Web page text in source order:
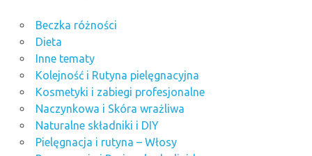
Beczka różności
Dieta
Inne tematy
Kolejność i Rutyna pielęgnacyjna
Kosmetyki i zabiegi profesjonalne
Naczynkowa i Skóra wrażliwa
Naturalne składniki i DIY
Pielęgnacja i rutyna – Włosy